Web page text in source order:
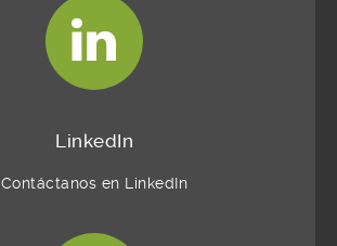
LinkedIn
Contáctanos en LinkedIn